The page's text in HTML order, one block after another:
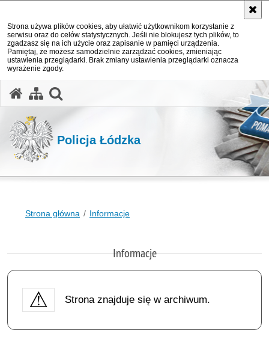
Strona używa plików cookies, aby ułatwić użytkownikom korzystanie z
serwisu oraz do celów statystycznych. Jeśli nie blokujesz tych plików, to
zgadzasz się na ich użycie oraz zapisanie w pamięci urządzenia.
Pamiętaj, że możesz samodzielnie zarządzać cookies, zmieniając
ustawienia przeglądarki. Brak zmiany ustawienia przeglądarki oznacza
wyrażenie zgody.
Policja Łódzka
Strona główna Informacje
Informacje
Strona znajduje się w archiwum.